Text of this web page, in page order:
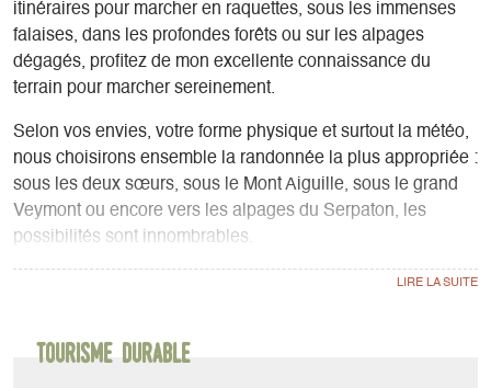
itinéraires pour marcher en raquettes, sous les immenses
falaises, dans les profondes forêts ou sur les alpages
dégagés, profitez de mon excellente connaissance du
terrain pour marcher sereinement.
Selon vos envies, votre forme physique et surtout la météo,
nous choisirons ensemble la randonnée la plus appropriée :
sous les deux sœurs, sous le Mont Aiguille, sous le grand
Veymont ou encore vers les alpages du Serpaton, les
possibilités sont innombrables.
Nous apprendrons entre autre à lire le terrain, à analyser le
manteau neigeux, à glisser de manière ludique et à gérer
Je vous prêterai les raquettes à neige ainsi que tout le
Tourisme durable